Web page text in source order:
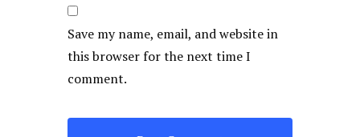
Save my name, email, and website in
this browser for the next time I
comment.